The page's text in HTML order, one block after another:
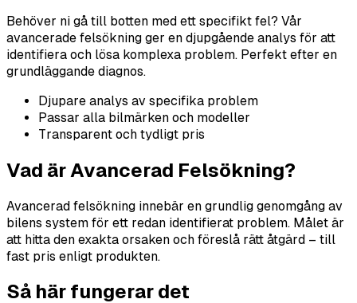
Behöver ni gå till botten med ett specifikt fel? Vår
avancerade felsökning ger en djupgående analys för att
identifiera och lösa komplexa problem. Perfekt efter en
grundläggande diagnos.
Djupare analys av specifika problem
Passar alla bilmärken och modeller
Transparent och tydligt pris
Vad är Avancerad Felsökning?
Avancerad felsökning innebär en grundlig genomgång av
bilens system för ett redan identifierat problem. Målet är
att hitta den exakta orsaken och föreslå rätt åtgärd – till
fast pris enligt produkten.
Så här fungerar det